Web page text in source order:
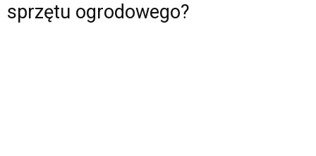
sprzętu ogrodowego?